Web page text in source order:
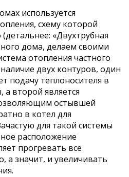
используется
схему которой
«Двухтрубная
дома, делаем своими
отопления частного
двух контуров, один
подачу теплоносителя в
второй является
остывшей
в котел для
для такой системы
расположение
прогревать все
значит, и увеличивать